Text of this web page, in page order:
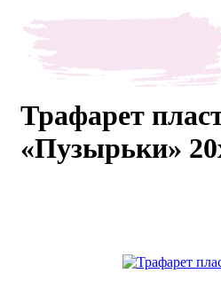
О нас
Мастер-
Трафарет
«Пузырьки»